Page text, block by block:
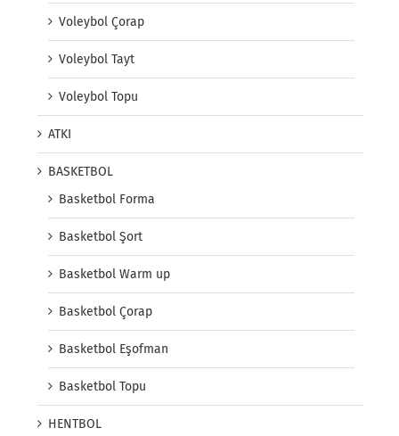
Voleybol Çorap
Voleybol Tayt
Voleybol Topu
ATKI
BASKETBOL
Basketbol Forma
Basketbol Şort
Basketbol Warm up
Basketbol Çorap
Basketbol Eşofman
Basketbol Topu
HENTBOL